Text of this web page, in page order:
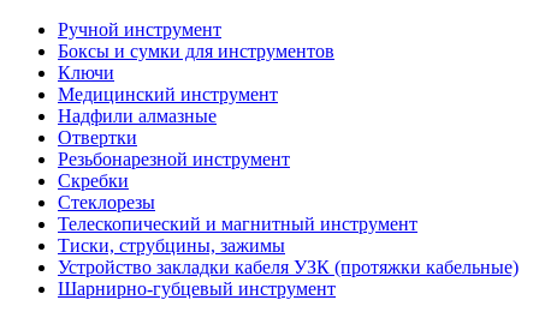
Ручной инструмент
Боксы и сумки для инструментов
Ключи
Медицинский инструмент
Надфили алмазные
Отвертки
Резьбонарезной инструмент
Скребки
Стеклорезы
Телескопический и магнитный инструмент
Тиски, струбцины, зажимы
Устройство закладки кабеля УЗК (протяжки кабельные)
Шарнирно-губцевый инструмент